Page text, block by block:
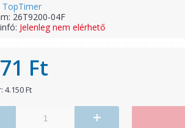
TopTimer
26T9200-04F
Jelenleg nem elérhető
Ft
4.150 Ft
+